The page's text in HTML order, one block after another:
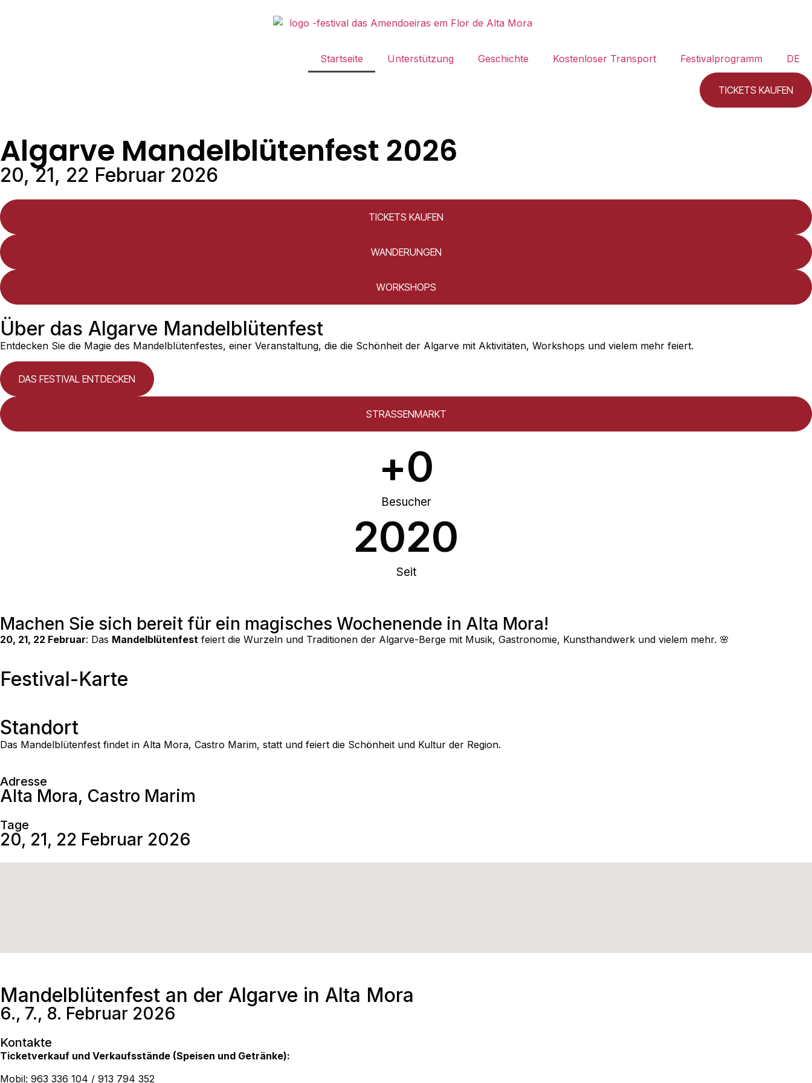
Startseite Unterstützung Geschichte Kostenloser Transport Festivalprogramm DE
TICKETS KAUFEN
Algarve Mandelblütenfest 2026
20, 21, 22 Februar 2026
TICKETS KAUFEN
WANDERUNGEN
WORKSHOPS
Über das Algarve Mandelblütenfest
Entdecken Sie die Magie des Mandelblütenfestes, einer Veranstaltung, die die Schönheit der Algarve mit Aktivitäten, Workshops und vielem mehr feiert.
DAS FESTIVAL ENTDECKEN
STRASSENMARKT
Besucher
+0
Seit
2020
Machen Sie sich bereit für ein magisches Wochenende in Alta Mora!
20, 21, 22 Februar: Das Mandelblütenfest feiert die Wurzeln und Traditionen der Algarve-Berge mit Musik, Gastronomie, Kunsthandwerk und vielem mehr. 🌸
Festival-Karte
Standort
Das Mandelblütenfest findet in Alta Mora, Castro Marim, statt und feiert die Schönheit und Kultur der Region.
Adresse
Alta Mora, Castro Marim
Tage
20, 21, 22 Februar 2026
Mandelblütenfest an der Algarve in Alta Mora
6., 7., 8. Februar 2026
Kontakte
Ticketverkauf und Verkaufsstände (Speisen und Getränke):
Mobil: 963 336 104 / 913 794 352